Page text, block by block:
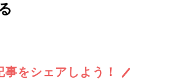
事をシェアしよう！